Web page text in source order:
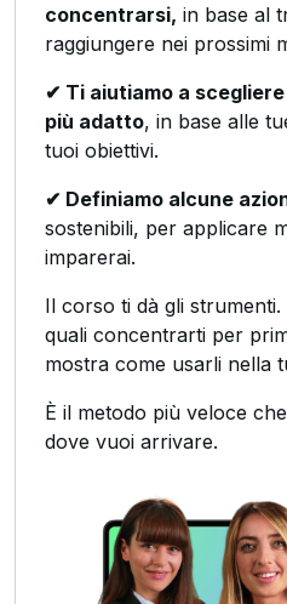
concentrarsi, in base al
raggiungere nei prossimi
✔ Ti aiutiamo a
più adatto, in base alle
tuoi obiettivi.
✔ Definiamo alcune
sostenibili, per applicare
imparerai.
Il corso ti dà gli
quali concentrarti per
mostra come usarli nella
È il metodo più veloce
dove vuoi arrivare.